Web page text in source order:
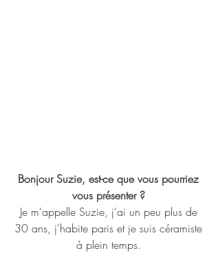
Bonjour Suzie, est-ce que vous pourriez
vous présenter ?
Je m'appelle Suzie, j'ai un peu plus de
30 ans, j'habite paris et je suis céramiste
à plein temps.